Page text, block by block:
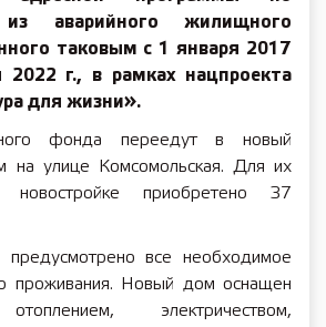
из аварийного жилищного
таковым с 1 января 2017
2022 г., в рамках нацпроекта
для жизни».
фонда переедут в новый
на улице Комсомольская. Для их
новостройке приобретено 37
предусмотрено все необходимое
проживания. Новый дом оснащен
электричеством,